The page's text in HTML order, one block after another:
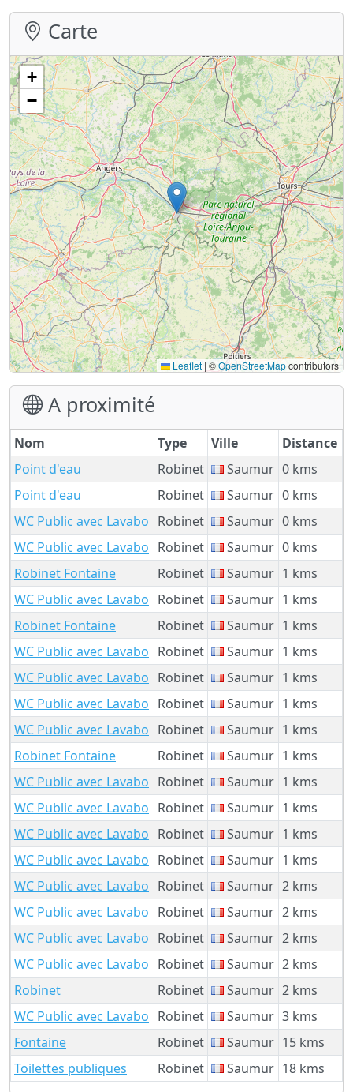
Carte
+
−
Leaflet | ©OpenStreetMapcontributors
A proximité
Nom Type Ville
Distance
Point d'eau
Robinet Saumur 0 kms
Point d'eau
Robinet Saumur 0 kms
WC Public avec Lavabo Robinet Saumur 0 kms
WC Public avec Lavabo Robinet Saumur 0 kms
Robinet Fontaine
Robinet Saumur 1 kms
WC Public avec Lavabo Robinet Saumur 1 kms
Robinet Fontaine
Robinet Saumur 1 kms
WC Public avec Lavabo Robinet Saumur 1 kms
WC Public avec Lavabo Robinet Saumur 1 kms
WC Public avec Lavabo Robinet Saumur 1 kms
WC Public avec Lavabo Robinet Saumur 1 kms
Robinet Fontaine
Robinet Saumur 1 kms
WC Public avec Lavabo Robinet Saumur 1 kms
WC Public avec Lavabo Robinet Saumur 1 kms
WC Public avec Lavabo Robinet Saumur 1 kms
WC Public avec Lavabo Robinet Saumur 1 kms
WC Public avec Lavabo Robinet Saumur 2 kms
WC Public avec Lavabo Robinet Saumur 2 kms
WC Public avec Lavabo Robinet Saumur 2 kms
WC Public avec Lavabo Robinet Saumur 2 kms
Robinet
Robinet Saumur 2 kms
WC Public avec Lavabo Robinet Saumur 3 kms
Fontaine
Robinet Saumur 15 kms
Toilettes publiques
Robinet Saumur 18 kms